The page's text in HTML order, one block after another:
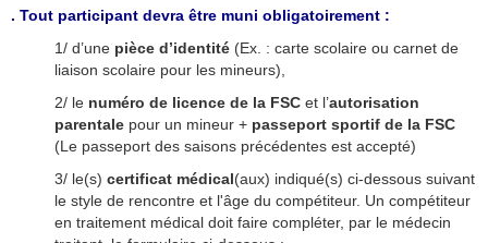
. Tout participant devra être muni obligatoirement :
1/ d’une pièce d’identité (Ex. : carte scolaire ou carnet de
liaison scolaire pour les mineurs),
2/ le numéro de licence de la FSC et l’autorisation
parentale pour un mineur + passeport sportif de la FSC
(Le passeport des saisons précédentes est accepté)
3/ le(s) certificat médical(aux) indiqué(s) ci-dessous suivant
le style de rencontre et l'âge du compétiteur. Un compétiteur
en traitement médical doit faire compléter, par le médecin